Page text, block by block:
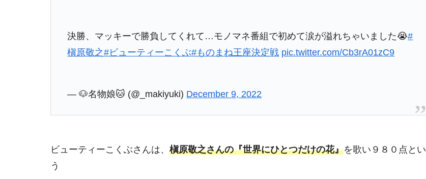
決勝、マッキーで勝負してくれて…モノマネ番組で初めて涙が溢れちゃいました😭#
槇原敬之#ビューティーこくぶ#ものまね王座決定戦 pic.twitter.com/Cb3rA01zC9
— 🐶名物娘🐱 (@_makiyuki) December 9, 2022
ビューティーこくぶさんは、 槇原敬之さんの『世界にひとつだけの花』を歌い９８０点とい
う